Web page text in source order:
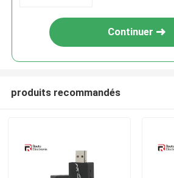
Continuer
produits recommandés